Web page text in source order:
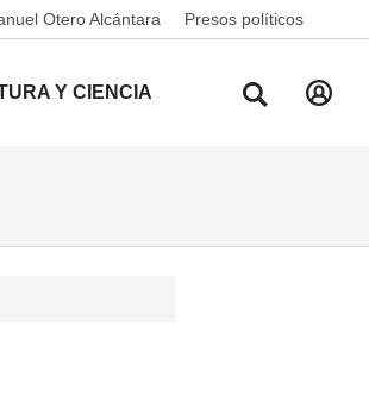
Otero Alcántara Presos políticos
Y CIENCIA